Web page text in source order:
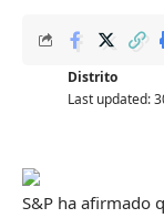
Last updated:
Distrito
S&P ha afirmado